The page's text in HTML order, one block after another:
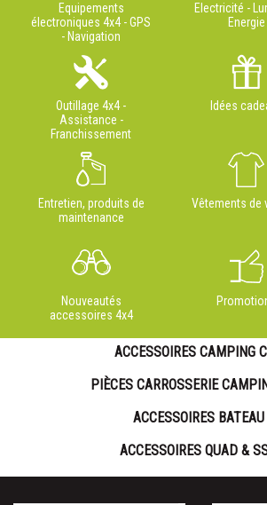
Equipements
électroniques 4x4 - GPS
- Navigation
Electricité -
Energie
Outillage 4x4 -
Assistance -
Franchissement
Idées
Entretien, produits de
maintenance
Vêtements de
Nouveautés
accessoires 4x4
ACCESSOIRES CAMPING
PIÈCES CARROSSERIE
ACCESSOIRES BATEAU
ACCESSOIRES QUAD &